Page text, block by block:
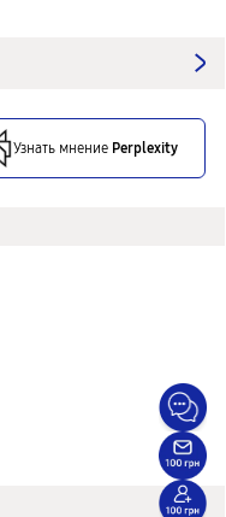
Узнать мнение Perplexity